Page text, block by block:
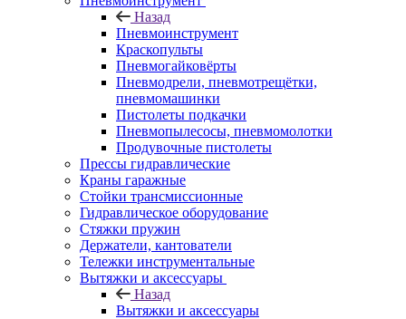
Назад
Пневмоинструмент
Краскопульты
Пневмогайковёрты
Пневмодрели, пневмотрещётки,
пневмомашинки
Пистолеты подкачки
Пневмопылесосы, пневмомолотки
Продувочные пистолеты
Прессы гидравлические
Краны гаражные
Стойки трансмиссионные
Гидравлическое оборудование
Стяжки пружин
Держатели, кантователи
Тележки инструментальные
Вытяжки и аксессуары
Назад
Вытяжки и аксессуары